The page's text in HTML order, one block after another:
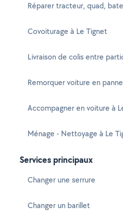
Réparer tracteur, quad,
Covoiturage à Le Tignet
Livraison de colis entre
Remorquer voiture en
Accompagner en voiture à
Ménage - Nettoyage à Le
Services principaux
Changer une serrure
Changer un barillet